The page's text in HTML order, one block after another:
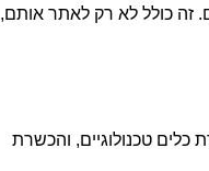
זה כולל לא רק לאתר אותם,
כלים טכנולוגיים, והכשרת